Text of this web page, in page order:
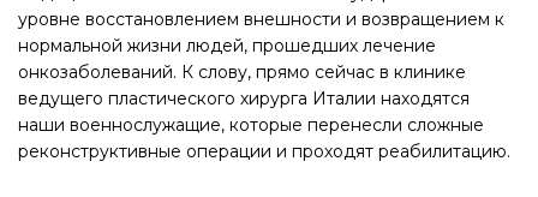
уровне восстановлением внешности и возвращением к
нормальной жизни людей, прошедших лечение
онкозаболеваний. К слову, прямо сейчас в клинике
ведущего пластического хирурга Италии находятся
наши военнослужащие, которые перенесли сложные
реконструктивные операции и проходят реабилитацию.